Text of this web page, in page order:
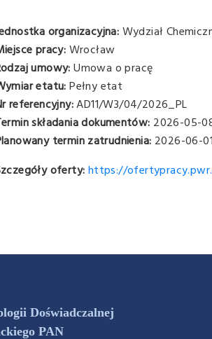
organizacyjna:Wydział
pracy:Wrocław
umowy:Umowa o pracę
etatu:Pełny etat
referencyjny:AD11/W3/04/2026_PL
składania dokumentów: 2026-05-
termin zatrudnienia: 2026-06-01
oferty:https://
Doświadczalnej
PAN